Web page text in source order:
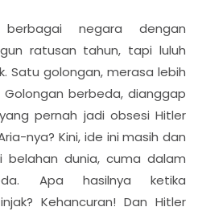
negara dengan
ratusan tahun, tapi luluh
Satu golongan, merasa lebih
berbeda, dianggap
pernah jadi obsesi Hitler
nya? Kini, ide ini masih dan
belahan dunia, cuma dalam
Apa hasilnya ketika
Kehancuran! Dan Hitler